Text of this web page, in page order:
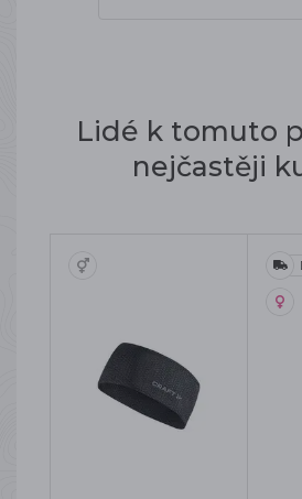
Lidé k tomuto
nejčastěji